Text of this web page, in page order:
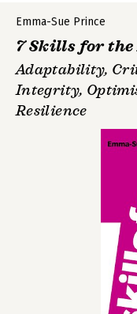
Emma-Sue Prince
7 Skills for
Adaptability,
Integrity,
Resilience